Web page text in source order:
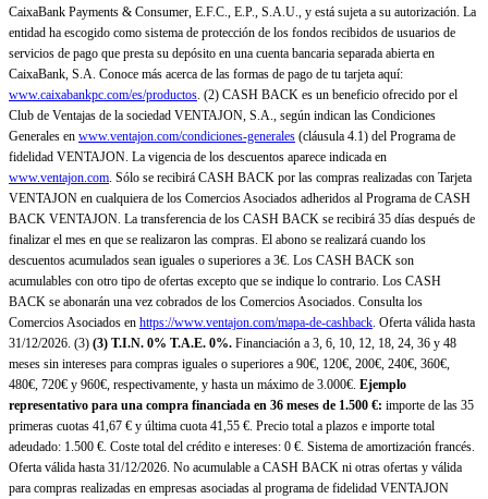
CaixaBank Payments & Consumer, E.F.C., E.P., S.A.U., y está sujeta a su autorización. La
entidad ha escogido como sistema de protección de los fondos recibidos de usuarios de
servicios de pago que presta su depósito en una cuenta bancaria separada abierta en
CaixaBank, S.A. Conoce más acerca de las formas de pago de tu tarjeta aquí:
www.caixabankpc.com/es/productos. (2) CASH BACK es un beneficio ofrecido por el
Club de Ventajas de la sociedad VENTAJON, S.A., según indican las Condiciones
Generales en www.ventajon.com/condiciones-generales (cláusula 4.1) del Programa de
fidelidad VENTAJON. La vigencia de los descuentos aparece indicada en
www.ventajon.com. Sólo se recibirá CASH BACK por las compras realizadas con Tarjeta
VENTAJON en cualquiera de los Comercios Asociados adheridos al Programa de CASH
BACK VENTAJON. La transferencia de los CASH BACK se recibirá 35 días después de
finalizar el mes en que se realizaron las compras. El abono se realizará cuando los
descuentos acumulados sean iguales o superiores a 3€. Los CASH BACK son
acumulables con otro tipo de ofertas excepto que se indique lo contrario. Los CASH
BACK se abonarán una vez cobrados de los Comercios Asociados. Consulta los
Comercios Asociados en https://www.ventajon.com/mapa-de-cashback. Oferta válida hasta
31/12/2026. (3) (3) T.I.N. 0% T.A.E. 0%. Financiación a 3, 6, 10, 12, 18, 24, 36 y 48
meses sin intereses para compras iguales o superiores a 90€, 120€, 200€, 240€, 360€,
480€, 720€ y 960€, respectivamente, y hasta un máximo de 3.000€. Ejemplo
representativo para una compra financiada en 36 meses de 1.500 €: importe de las 35
primeras cuotas 41,67 € y última cuota 41,55 €. Precio total a plazos e importe total
adeudado: 1.500 €. Coste total del crédito e intereses: 0 €. Sistema de amortización francés.
Oferta válida hasta 31/12/2026. No acumulable a CASH BACK ni otras ofertas y válida
para compras realizadas en empresas asociadas al programa de fidelidad VENTAJON